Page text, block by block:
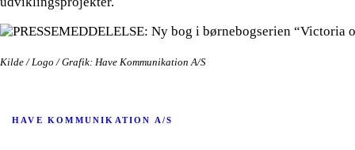
Kilde / Logo / Grafik: Have Kommunikation A/S
HAVE KOMMUNIKATION A/S